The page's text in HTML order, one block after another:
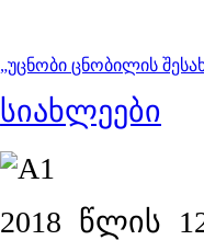
„უცნობი ცნობილის
სიახლეები
2018 წლის